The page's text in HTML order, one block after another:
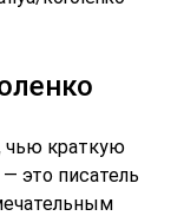
чью краткую
это писатель